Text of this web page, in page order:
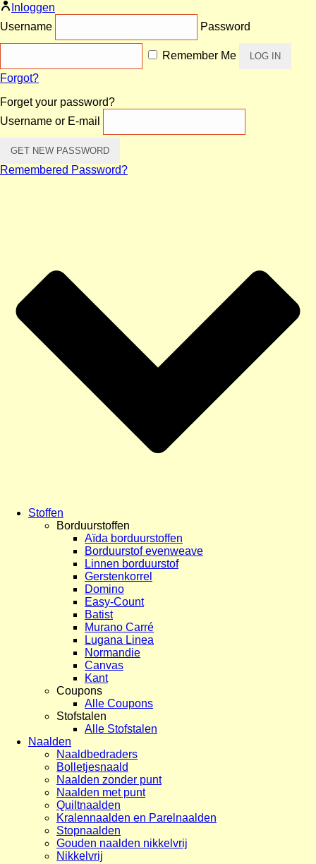
Inloggen
Username
Password
Remember Me
Forgot?
Forget your password?
Username or E-mail
Remembered Password?
Stoffen
Borduurstoffen
Aïda borduurstoffen
Borduurstof evenweave
Linnen borduurstof
Gerstenkorrel
Domino
Easy-Count
Batist
Murano Carré
Lugana Linea
Normandie
Canvas
Kant
Coupons
Alle Coupons
Stofstalen
Alle Stofstalen
Naalden
Naaldbedraders
Bolletjesnaald
Naalden zonder punt
Naalden met punt
Quiltnaalden
Kralennaalden en Parelnaalden
Stopnaalden
Gouden naalden nikkelvrij
Nikkelvrij